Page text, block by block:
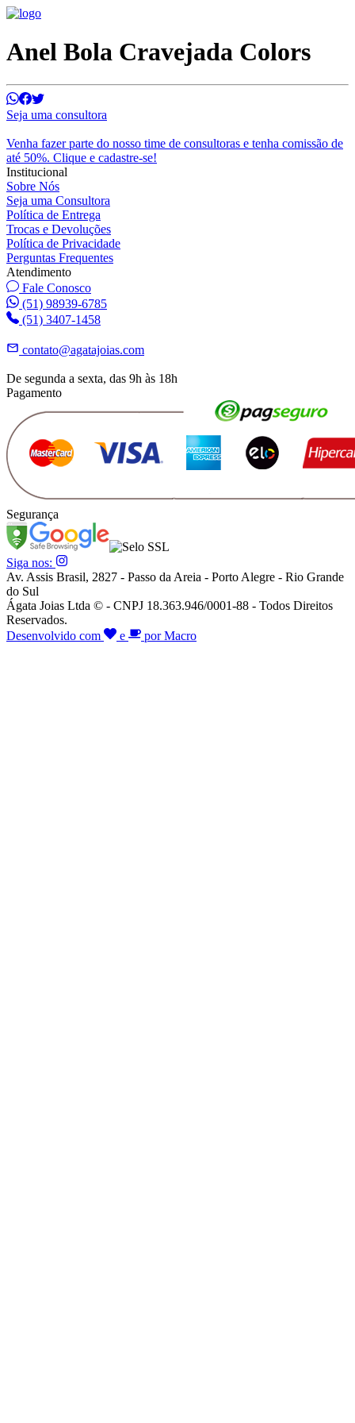
Anel Bola Cravejada Colors
Seja uma consultora
Venha fazer parte do nosso time de consultoras e tenha comissão de
até 50%. Clique e cadastre-se!
Institucional
Sobre Nós
Seja uma Consultora
Política de Entrega
Trocas e Devoluções
Política de Privacidade
Perguntas Frequentes
Atendimento
Fale Conosco
(51) 98939-6785
(51) 3407-1458
contato@agatajoias.com
De segunda a sexta, das 9h às 18h
Pagamento
Segurança
Siga nos:
Av. Assis Brasil, 2827 - Passo da Areia - Porto Alegre - Rio Grande
do Sul
Ágata Joias Ltda © - CNPJ 18.363.946/0001-88 - Todos Direitos
Reservados.
Desenvolvido com
e por Macro